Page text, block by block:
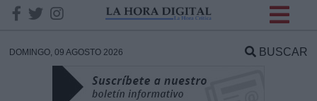
DOMINGO, 09 AGOSTO 2026 BUSCAR
DATOS
Responsable: